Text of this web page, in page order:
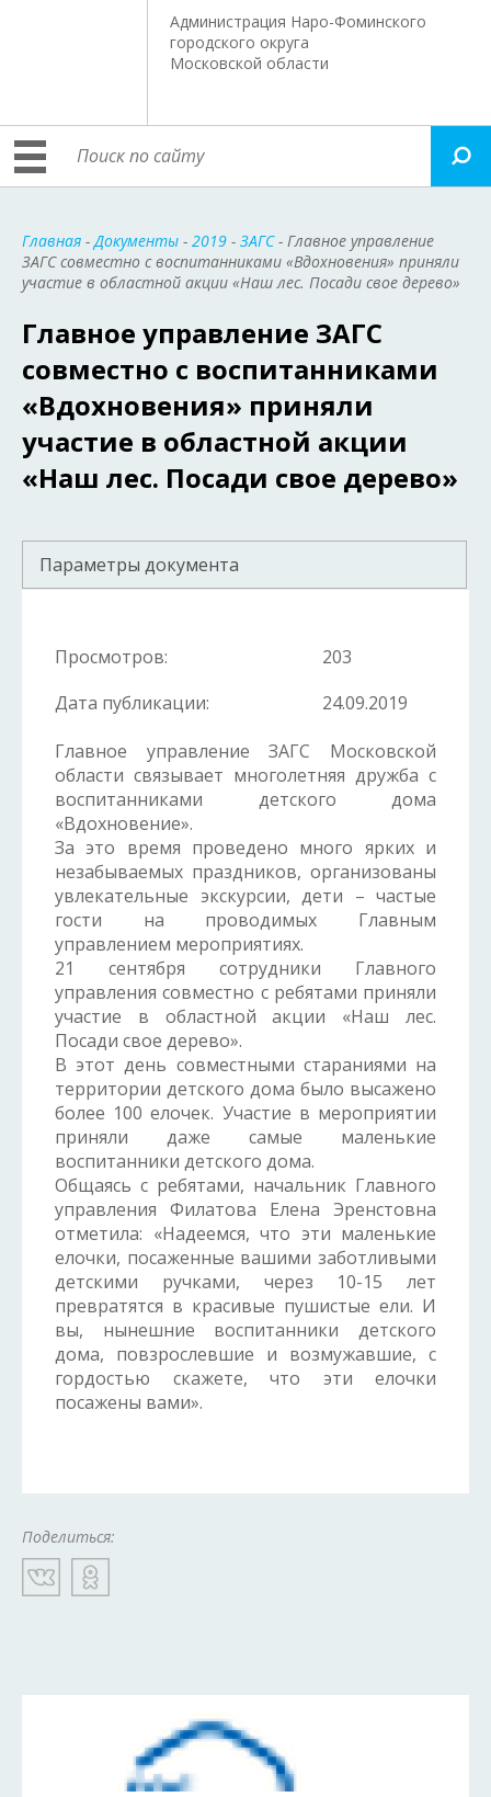
Администрация Наро-Фоминского
городского округа
Московской области
Главная -Документы - 2019 - ЗАГС- Главное управление
ЗАГС совместно с воспитанниками «Вдохновения» приняли
участие в областной акции «Наш лес. Посади свое дерево»
Главное управление ЗАГС
совместно с воспитанниками
«Вдохновения» приняли
участие в областной акции
«Наш лес. Посади свое дерево»
Параметры документа
Просмотров:
203
Дата публикации:
24.09.2019
Главное управление ЗАГС Московской
области связывает многолетняя дружба с
воспитанниками детского дома
«Вдохновение».
За это время проведено много ярких и
незабываемых праздников, организованы
увлекательные экскурсии, дети – частые
гости на проводимых Главным
управлением мероприятиях.
21 сентября сотрудники Главного
управления совместно с ребятами приняли
участие в областной акции «Наш лес.
Посади свое дерево».
В этот день совместными стараниями на
территории детского дома было высажено
более 100 елочек. Участие в мероприятии
приняли даже самые маленькие
воспитанники детского дома.
Общаясь с ребятами, начальник Главного
управления Филатова Елена Эренстовна
отметила: «Надеемся, что эти маленькие
елочки, посаженные вашими заботливыми
детскими ручками, через 10-15 лет
превратятся в красивые пушистые ели. И
вы, нынешние воспитанники детского
дома, повзрослевшие и возмужавшие, с
гордостью скажете, что эти елочки
посажены вами».
Поделиться: